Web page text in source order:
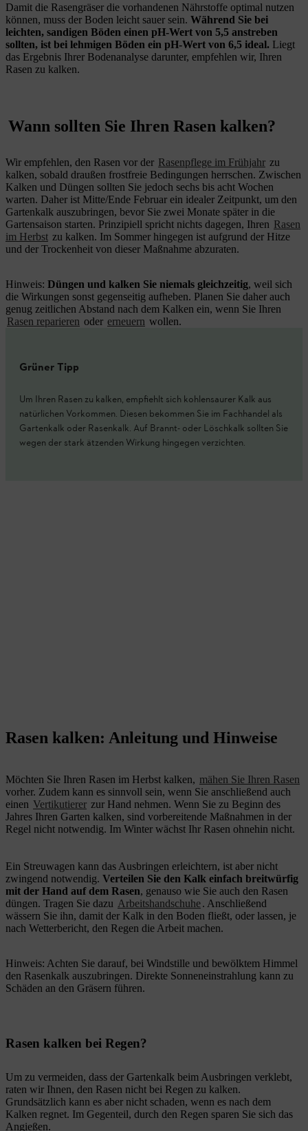
Damit die Rasengräser die vorhandenen Nährstoffe optimal nutzen
können, muss der Boden leicht sauer sein. Während Sie bei
leichten, sandigen Böden einen pH-Wert von 5,5 anstreben
sollten, ist bei lehmigen Böden ein pH-Wert von 6,5 ideal. Liegt
das Ergebnis Ihrer Bodenanalyse darunter, empfehlen wir, Ihren
Rasen zu kalken.
Wann sollten Sie Ihren Rasen kalken?
Wir empfehlen, den Rasen vor der Rasenpflege im Frühjahr zu
kalken, sobald draußen frostfreie Bedingungen herrschen. Zwischen
Kalken und Düngen sollten Sie jedoch sechs bis acht Wochen
warten. Daher ist Mitte/Ende Februar ein idealer Zeitpunkt, um den
Gartenkalk auszubringen, bevor Sie zwei Monate später in die
Gartensaison starten. Prinzipiell spricht nichts dagegen, Ihren Rasen
im Herbst zu kalken. Im Sommer hingegen ist aufgrund der Hitze
und der Trockenheit von dieser Maßnahme abzuraten.
Hinweis: Düngen und kalken Sie niemals gleichzeitig, weil sich
die Wirkungen sonst gegenseitig aufheben. Planen Sie daher auch
genug zeitlichen Abstand nach dem Kalken ein, wenn Sie Ihren
Rasen reparieren oder erneuern wollen.
Grüner Tipp
Um Ihren Rasen zu kalken, empfiehlt sich kohlensaurer Kalk aus
natürlichen Vorkommen. Diesen bekommen Sie im Fachhandel als
Gartenkalk oder Rasenkalk. Auf Brannt- oder Löschkalk sollten Sie
wegen der stark ätzenden Wirkung hingegen verzichten.
Rasen kalken: Anleitung und Hinweise
Möchten Sie Ihren Rasen im Herbst kalken, mähen Sie Ihren Rasen
vorher. Zudem kann es sinnvoll sein, wenn Sie anschließend auch
einen Vertikutierer zur Hand nehmen. Wenn Sie zu Beginn des
Jahres Ihren Garten kalken, sind vorbereitende Maßnahmen in der
Regel nicht notwendig. Im Winter wächst Ihr Rasen ohnehin nicht.
Ein Streuwagen kann das Ausbringen erleichtern, ist aber nicht
zwingend notwendig. Verteilen Sie den Kalk einfach breitwürfig
mit der Hand auf dem Rasen, genauso wie Sie auch den Rasen
düngen. Tragen Sie dazu Arbeitshandschuhe. Anschließend
wässern Sie ihn, damit der Kalk in den Boden fließt, oder lassen, je
nach Wetterbericht, den Regen die Arbeit machen.
Hinweis: Achten Sie darauf, bei Windstille und bewölktem Himmel
den Rasenkalk auszubringen. Direkte Sonneneinstrahlung kann zu
Schäden an den Gräsern führen.
Rasen kalken bei Regen?
Um zu vermeiden, dass der Gartenkalk beim Ausbringen verklebt,
raten wir Ihnen, den Rasen nicht bei Regen zu kalken.
Grundsätzlich kann es aber nicht schaden, wenn es nach dem
Kalken regnet. Im Gegenteil, durch den Regen sparen Sie sich das
Angießen.